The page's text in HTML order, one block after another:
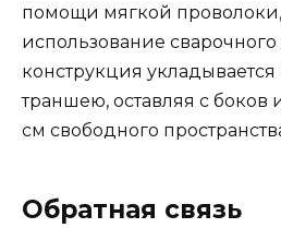
помощи мягкой
использование сварочного
конструкция
траншею, оставляя с боков
см свободного
Обратная связь